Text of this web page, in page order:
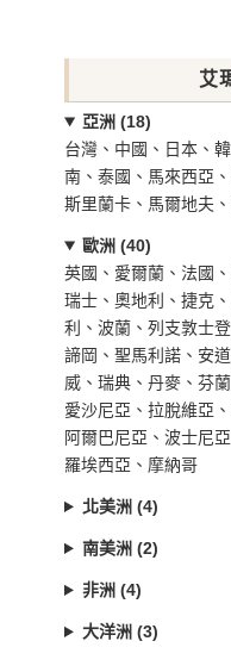
艾
亞洲 (18)
台灣、中國、日本、
南、泰國、馬來西亞
斯里蘭卡、馬爾地夫
歐洲 (40)
英國、愛爾蘭、法國
瑞士、奧地利、捷克
利、波蘭、列支敦士
諦岡、聖馬利諾、安
威、瑞典、丹麥、芬
愛沙尼亞、拉脫維亞
阿爾巴尼亞、波士尼
羅埃西亞、摩納哥
北美洲 (4)
南美洲 (2)
非洲 (4)
大洋洲 (3)